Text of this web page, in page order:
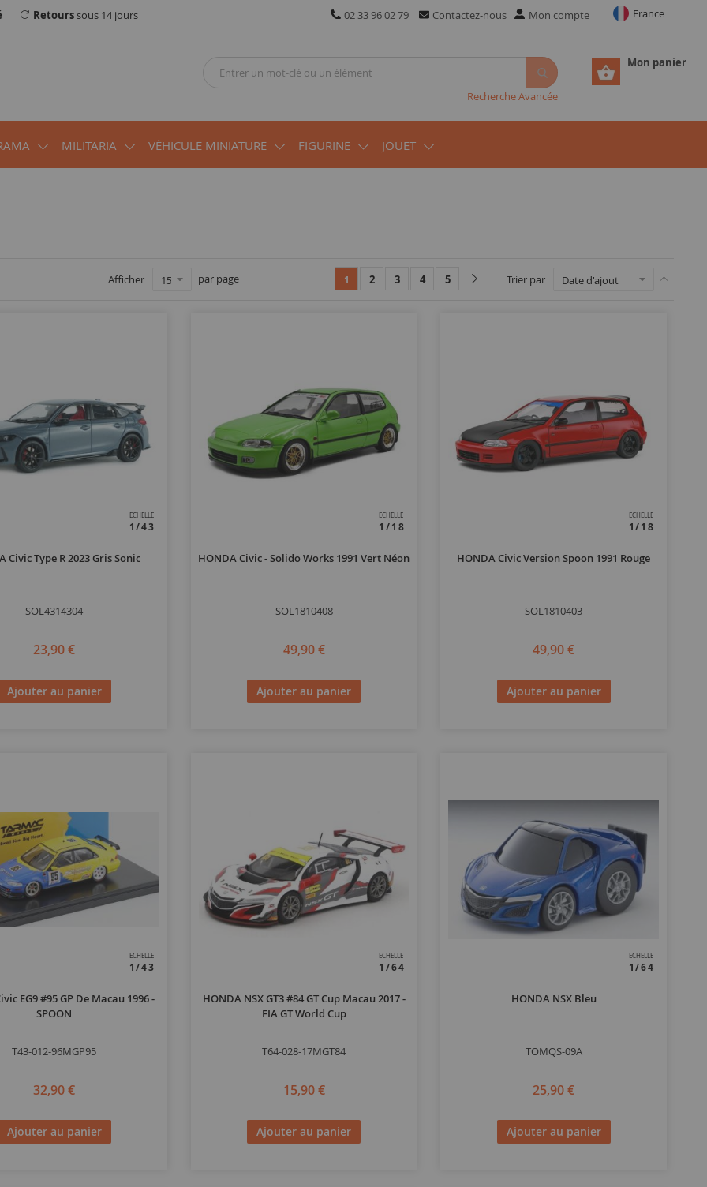
Retourssous 14 jours 02 33 96 02 79 Contactez-nous Mon compte France
Mon panier
Recherche Avancée
MILITARIA VÉHICULE MINIATURE FIGURINE JOUET
Trier par
Afficher par page 1 2 3 4 5
ECHELLE
1/43
Civic Type R 2023 Gris Sonic
SOL4314304
23,90 €
Ajouter au panier
ECHELLE
1/18
HONDA Civic - Solido Works 1991 Vert Néon
SOL1810408
49,90 €
Ajouter au panier
ECHELLE
1/18
HONDA Civic Version Spoon 1991 Rouge
SOL1810403
49,90 €
Ajouter au panier
ECHELLE
1/43
EG9 #95 GP De Macau 1996 -
SPOON
T43-012-96MGP95
32,90 €
Ajouter au panier
ECHELLE
1/64
HONDA NSX GT3 #84 GT Cup Macau 2017 -
FIA GT World Cup
T64-028-17MGT84
15,90 €
Ajouter au panier
ECHELLE
1/64
HONDA NSX Bleu
TOMQS-09A
25,90 €
Ajouter au panier